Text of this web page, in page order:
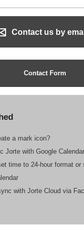
Contact us by
Contact Form
a mark icon?
Jorte with Google Calendar
time to 24-hour format or
with Jorte Cloud via